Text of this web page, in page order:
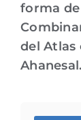
forma
del Atlas
Ahanesal.